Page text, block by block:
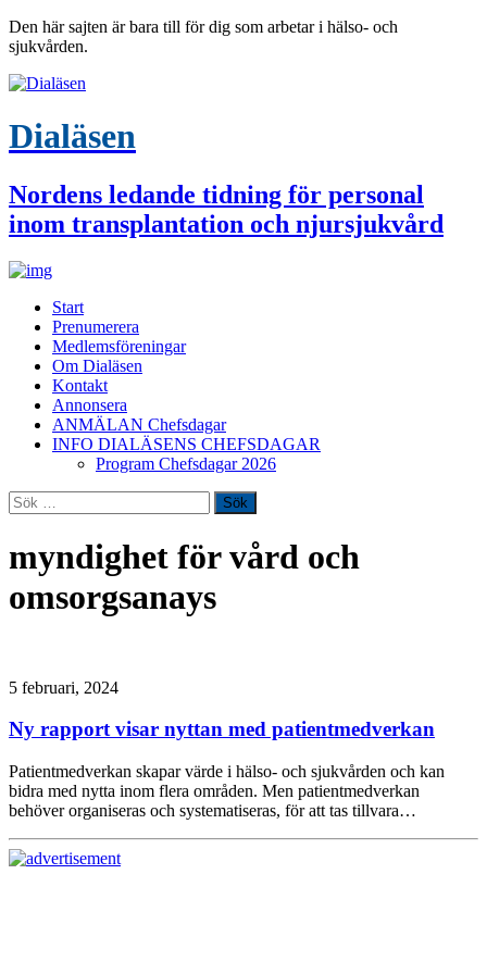
Den här sajten är bara till för dig som arbetar i hälso- och
sjukvården.
Dialäsen
Nordens ledande tidning för personal
inom transplantation och njursjukvård
Start
Prenumerera
Medlemsföreningar
Om Dialäsen
Kontakt
Annonsera
ANMÄLAN Chefsdagar
INFO DIALÄSENS CHEFSDAGAR
Program Chefsdagar 2026
Sök
efter:
myndighet för vård och
omsorgsanays
5 februari, 2024
Ny rapport visar nyttan med patientmedverkan
Patientmedverkan skapar värde i hälso- och sjukvården och kan
bidra med nytta inom flera områden. Men patientmedverkan
behöver organiseras och systematiseras, för att tas tillvara…